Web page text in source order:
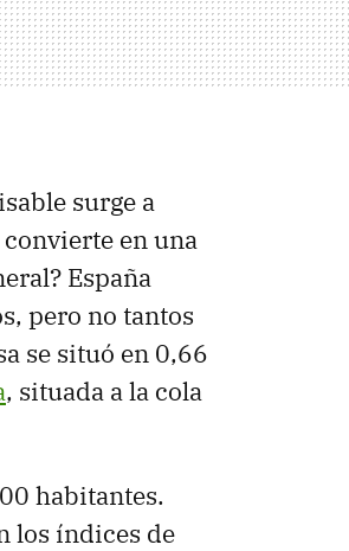
surge a
en una
España
pero no tantos
se situó en 0,66
, situada a la cola
habitantes.
los índices de